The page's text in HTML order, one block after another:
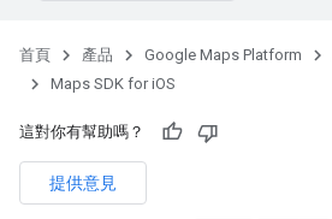
首頁 產品 Google Maps Platform
Maps SDK for iOS
這對你有幫助嗎？
提供意見